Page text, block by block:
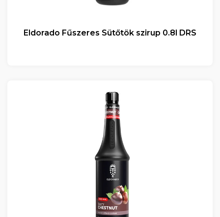
Eldorado Fűszeres Sütőtök szirup 0.8l DRS